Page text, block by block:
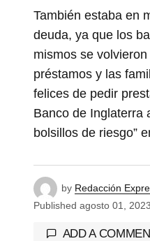
También estaba en
deuda, ya que los
mismos se
préstamos y las
felices de pedir
Banco de Inglaterra
bolsillos de riesgo”
by Redacción
Published agosto 01, 2023
ADD A